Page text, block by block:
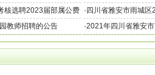
核选聘2023届部属公费 · 四川省雅安市雨城
宜的公告
教师招聘的公告 ·2021年四川省雅安
场）